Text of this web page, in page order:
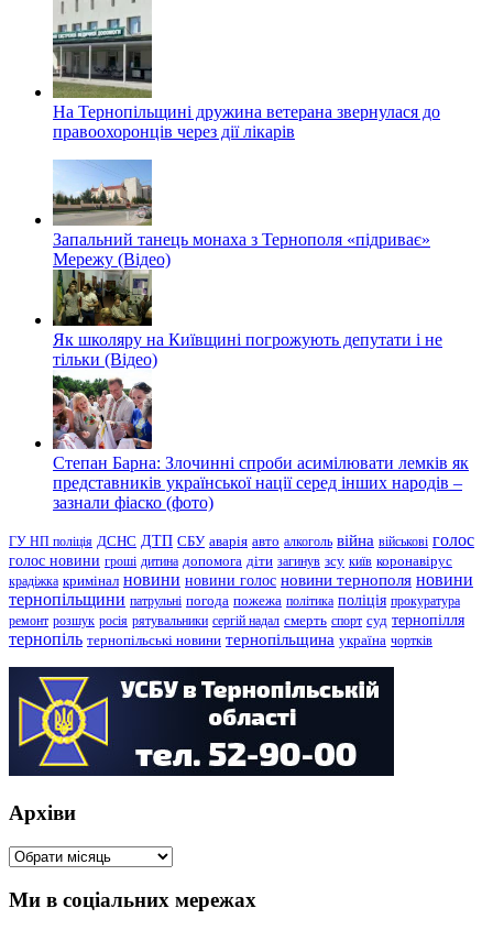
На Тернопільщині дружина ветерана звернулася до
правоохоронців через дії лікарів
Запальний танець монаха з Тернополя «підриває»
Мережу (Відео)
Як школяру на Київщині погрожують депутати і не
тільки (Відео)
Степан Барна: Злочинні спроби асимілювати лемків як
представників української нації серед інших народів –
зазнали фіаско (фото)
ГУ НП поліція ДСНС ДТП СБУ аварія авто алкоголь війна військові голос
голос новини гроші дитина допомога діти загинув зсу київ коронавірус
крадіжка кримінал новини новини голос новини тернополя новини
тернопільщини патрульні погода пожежа політика поліція прокуратура
ремонт розшук росія рятувальники сергій надал смерть спорт суд тернопілля
тернопіль тернопільські новини тернопільщина україна чортків
Архіви
Архіви
Ми в соціальних мережах